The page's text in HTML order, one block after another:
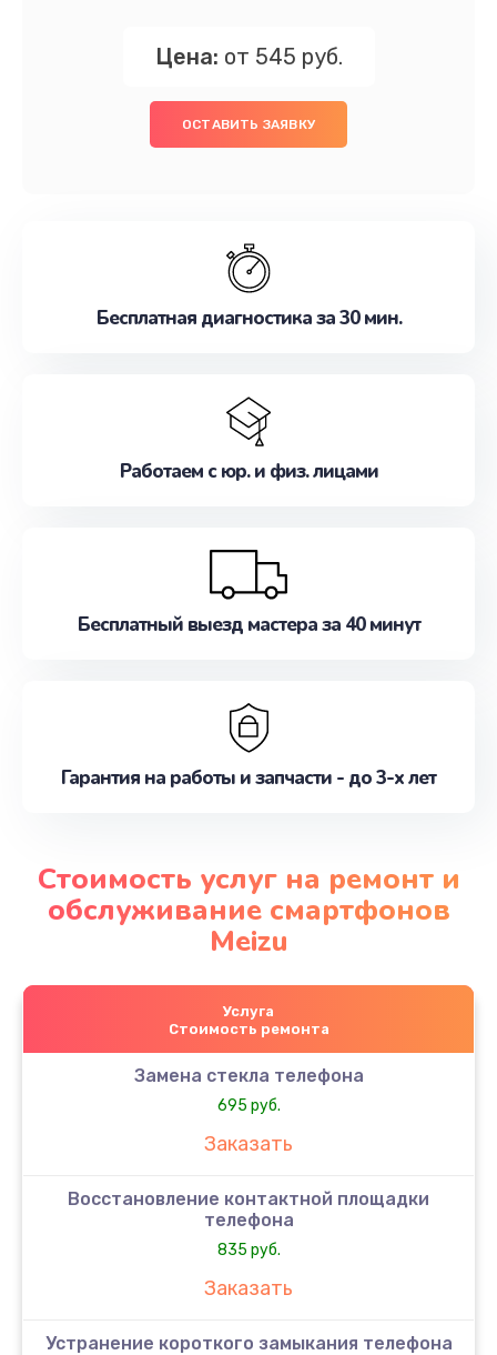
Цена: от 545 руб.
ОСТАВИТЬ ЗАЯВКУ
Бесплатная диагностика за 30 мин.
Работаем с юр. и физ. лицами
Бесплатный выезд мастера за 40 минут
Гарантия на работы и запчасти - до 3-х лет
Стоимость услуг на ремонт и
обслуживание смартфонов
Meizu
Услуга
Стоимость ремонта
Замена стекла телефона
695 руб.
Заказать
Восстановление контактной площадки
телефона
835 руб.
Заказать
Устранение короткого замыкания телефона